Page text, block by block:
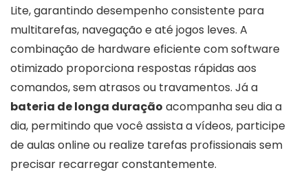
Lite, garantindo desempenho consistente para
multitarefas, navegação e até jogos leves. A
combinação de hardware eficiente com software
otimizado proporciona respostas rápidas aos
comandos, sem atrasos ou travamentos. Já a
bateria de longa duração acompanha seu dia a
dia, permitindo que você assista a vídeos, participe
de aulas online ou realize tarefas profissionais sem
precisar recarregar constantemente.